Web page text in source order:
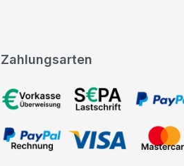
Zahlungsarten
Vorkasse, SEPA-Lastschrift, PayPal